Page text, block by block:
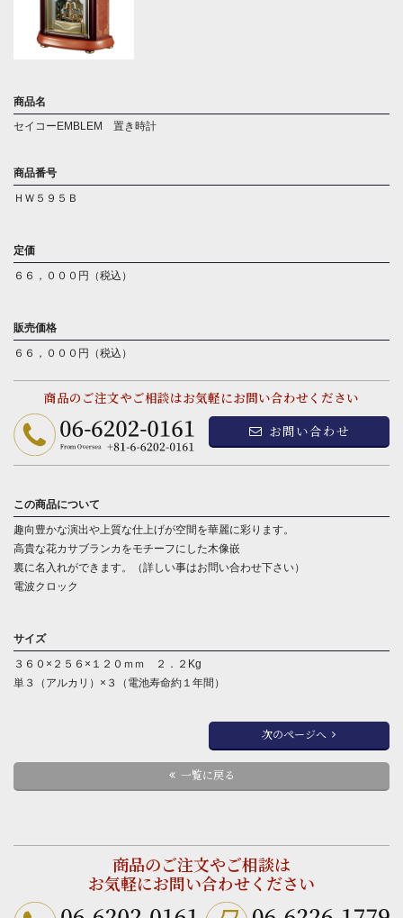
セイコーEMBLEM 置き時計
商品番号
ＨＷ５９５Ｂ
定価
６６，０００円（税込）
販売価格
６６，０００円（税込）
商品のご注文やご相談はお気軽にお問い合わせください
お問い合わせ
この商品について
趣向豊かな演出や上質な仕上げが空間を華麗に彩ります。
高貴な花カサブランカをモチーフにした木像嵌
裏に名入れができます。（詳しい事はお問い合わせ下さい）
電波クロック
サイズ
３６０×２５６×１２０ｍｍ ２．２Kg
単３（アルカリ）×３（電池寿命約１年間）
次のページへ
一覧に戻る
商品のご注文やご相談は
お気軽にお問い合わせください